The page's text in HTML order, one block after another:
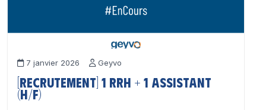
7 janvier 2026 Geyvo
[Recrutement] 1 RRH + 1 Assistant
(H/F)